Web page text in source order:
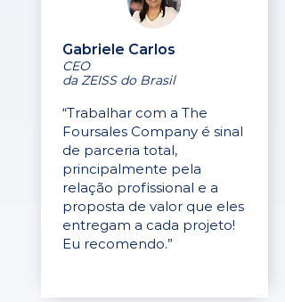
Gabriele Carlos
CEO
da ZEISS do Brasil
“Trabalhar com a The
Foursales Company é sinal
de parceria total,
principalmente pela
relação profissional e a
proposta de valor que eles
entregam a cada projeto!
Eu recomendo.”